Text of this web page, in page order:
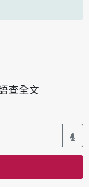
查全文